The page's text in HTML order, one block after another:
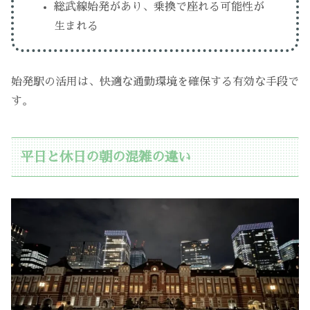
総武線始発があり、乗換で座れる可能性が
生まれる
始発駅の活用は、快適な通勤環境を確保する有効な手段で
す。
平日と休日の朝の混雑の違い